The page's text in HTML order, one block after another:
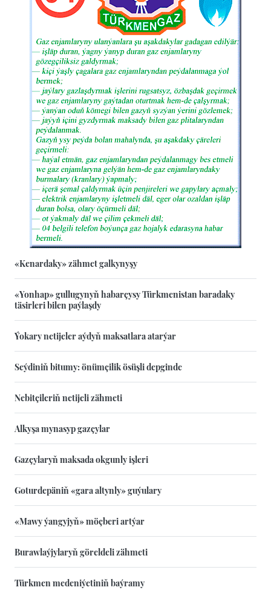
«Kenardaky» zähmet galkynyşy
«Yonhap» gullugynyň habarçysy Türkmenistan baradaky
täsirleri bilen paýlaşdy
Ýokary netijeler aýdyň maksatlara atarýar
Seýdiniň bitumy: önümçilik ösüşli depginde
Nebitçileriň netijeli zähmeti
Alkyşa mynasyp gazçylar
Gazçylaryň maksada okgunly işleri
Goturdepäniň «gara altynly» guýulary
«Mawy ýangyjyň» möçberi artýar
Burawlaýjylaryň göreldeli zähmeti
Türkmen medeniýetiniň baýramy